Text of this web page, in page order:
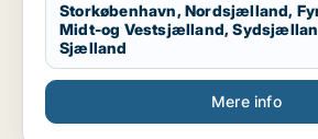
Storkøbenhavn, Nordsjælland,
Midt-og Vestsjælland,
Sjælland
Mere info